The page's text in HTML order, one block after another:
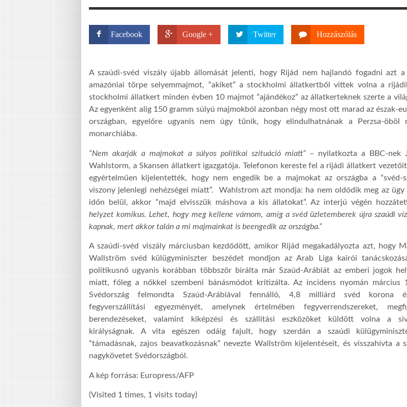
Facebook Google + Twitter Hozzászólás
A szaúdi-svéd viszály újabb állomását jelenti, hogy Rijád nem hajlandó fogadni azt a
amazóniai törpe selyemmajmot, “akiket” a stockholmi állatkertből vittek volna a
stockholmi állatkert minden évben 10 majmot “ajándékoz” az állatkerteknek szerte a
Az egyenként alig 150 gramm súlyú majmokból azonban négy most ott marad az észak-
országban, egyelőre ugyanis nem úgy tűnik, hogy elindulhatnának a Perzsa-öböl
monarchiába.
“Nem akarják a majmokat a súlyos politikai szituáció miatt”– nyilatkozta a BBC-nek
Wahlstorm, a Skansen állatkert igazgatója. Telefonon kereste fel a rijádi állatkert
egyértelműen kijelentették, hogy nem engedik be a majmokat az országba a “svéd-
viszony jelenlegi nehézségei miatt”. Wahlstrom azt mondja: ha nem oldódik meg az ügy
időn belül, akkor “majd elvisszük máshova a kis állatokat”. Az interjú végén
helyzet komikus. Lehet, hogy meg kellene várnom, amíg a svéd üzletemberek újra szaúdi
kapnak, mert akkor talán a mi majmainkat is beengedik az országba.”
A szaúdi-svéd viszály márciusban kezdődött, amikor Rijád megakadályozta azt, hogy
Wallström svéd külügyminiszter beszédet mondjon az Arab Liga kairói
politikusnő ugyanis korábban többször bírálta már Szaúd-Arábiát az emberi jogok
miatt, főleg a nőkkel szembeni bánásmódot kritizálta. Az incidens nyomán március
Svédország felmondta Szaúd-Arábiával fennálló, 4,8 milliárd svéd korona
fegyverszállítási egyezményét, amelynek értelmében fegyverrendszereket,
berendezéseket, valamint kiképzési és szállítási eszközöket küldött volna a
királyságnak. A vita egészen odáig fajult, hogy szerdán a szaúdi
“támadásnak, zajos beavatkozásnak” nevezte Wallström kijelentéseit, és visszahívta a
nagykövetet Svédországból.
A kép forrása: Europress/AFP
(Visited 1 times, 1 visits today)